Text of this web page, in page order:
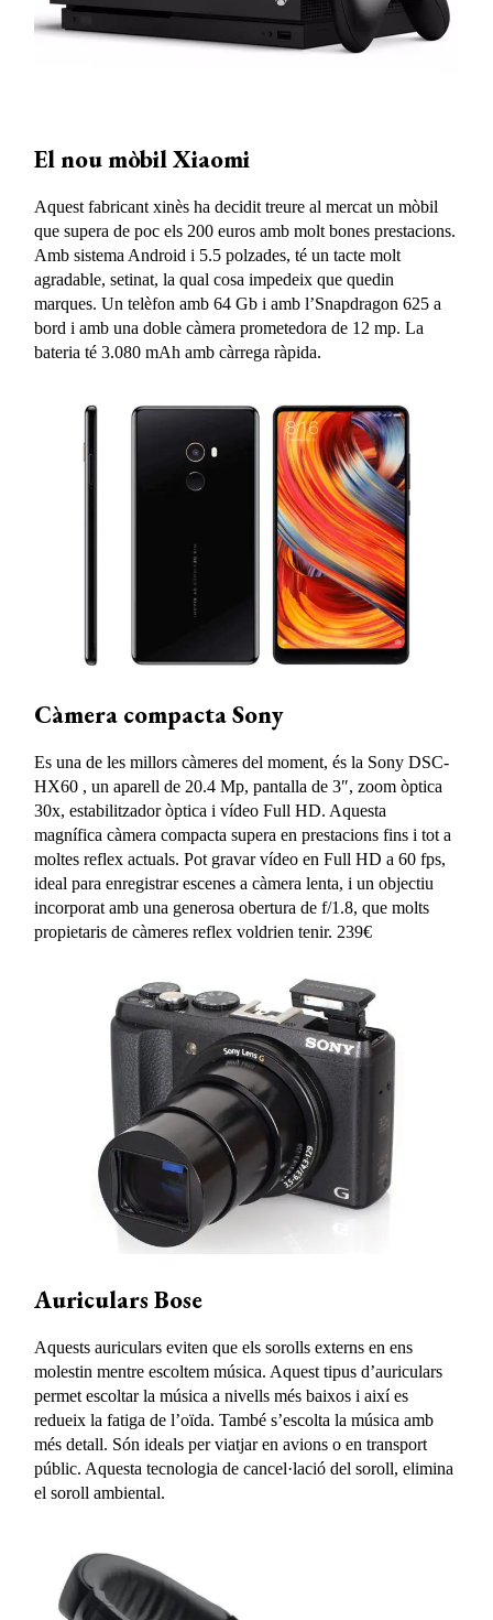
El nou mòbil Xiaomi
Aquest fabricant xinès ha decidit treure al mercat un mòbil
que supera de poc els 200 euros amb molt bones prestacions.
Amb sistema Android i 5.5 polzades, té un tacte molt
agradable, setinat, la qual cosa impedeix que quedin
marques. Un telèfon amb 64 Gb i amb l’Snapdragon 625 a
bord i amb una doble càmera prometedora de 12 mp. La
bateria té 3.080 mAh amb càrrega ràpida.
Càmera compacta Sony
Es una de les millors càmeres del moment, és la Sony DSC-
HX60 , un aparell de 20.4 Mp, pantalla de 3″, zoom òptica
30x, estabilitzador òptica i vídeo Full HD. Aquesta
magnífica càmera compacta supera en prestacions fins i tot a
moltes reflex actuals. Pot gravar vídeo en Full HD a 60 fps,
ideal para enregistrar escenes a càmera lenta, i un objectiu
incorporat amb una generosa obertura de f/1.8, que molts
propietaris de càmeres reflex voldrien tenir. 239€
Auriculars Bose
Aquests auriculars eviten que els sorolls externs en ens
molestin mentre escoltem música. Aquest tipus d’auriculars
permet escoltar la música a nivells més baixos i així es
redueix la fatiga de l’oïda. També s’escolta la música amb
més detall. Són ideals per viatjar en avions o en transport
públic. Aquesta tecnologia de cancel·lació del soroll, elimina
el soroll ambiental.